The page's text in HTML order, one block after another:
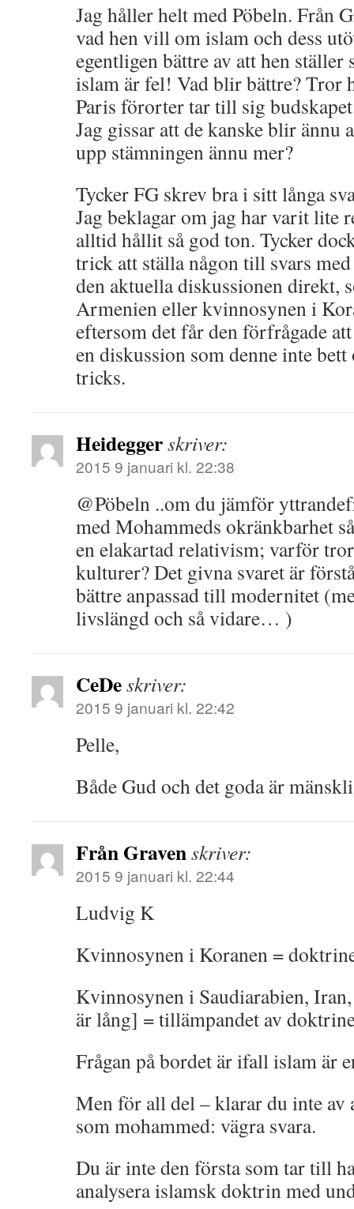
Jag håller helt med Pöbeln. Från
vad hen vill om islam och dess
egentligen bättre av att hen ställer
islam är fel! Vad blir bättre? Tror
Paris förorter tar till sig
Jag gissar att de kanske blir ännu
upp stämningen ännu mer?
Tycker FG skrev bra i sitt långa
Jag beklagar om jag har varit lite
alltid hållit så god ton. Tycker
trick att ställa någon till svars
den aktuella diskussionen direkt,
Armenien eller kvinnosynen i
eftersom det får den förfrågade
en diskussion som denne inte bett
tricks.
Heideggerskriver:
2015 9 januari kl. 22:38
@Pöbeln ..om du jämför
med Mohammeds okränkbarhet
en elakartad relativism; varför
kulturer? Det givna svaret är
bättre anpassad till modernitet
livslängd och så vidare… )
CeDeskriver:
2015 9 januari kl. 22:42
Pelle,
Både Gud och det goda är
Från Gravenskriver:
2015 9 januari kl. 22:44
Ludvig K
Kvinnosynen i Koranen =
Kvinnosynen i Saudiarabien,
är lång] = tillämpandet av
Frågan på bordet är ifall islam är
Men för all del – klarar du inte av
som mohammed: vägra svara.
Du är inte den första som tar till
analysera islamsk doktrin med